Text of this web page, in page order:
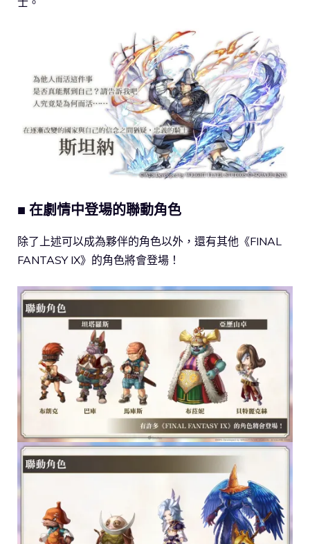
■ 在劇情中登場的聯動角色
除了上述可以成為夥伴的角色以外，還有其他《FINAL
FANTASY IX》的角色將會登場！